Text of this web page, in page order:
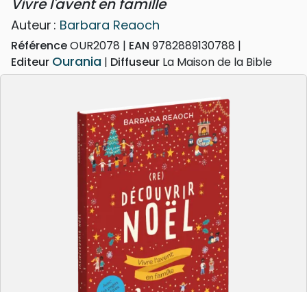
Vivre l'avent en famille
Auteur : Barbara Reaoch
RéférenceOUR2078 EAN 9782889130788
Editeur Ourania Diffuseur La Maison de la Bible